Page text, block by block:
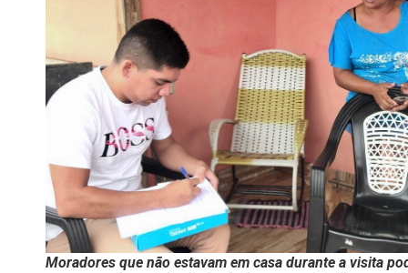
Moradores que não estavam em casa durante a visita